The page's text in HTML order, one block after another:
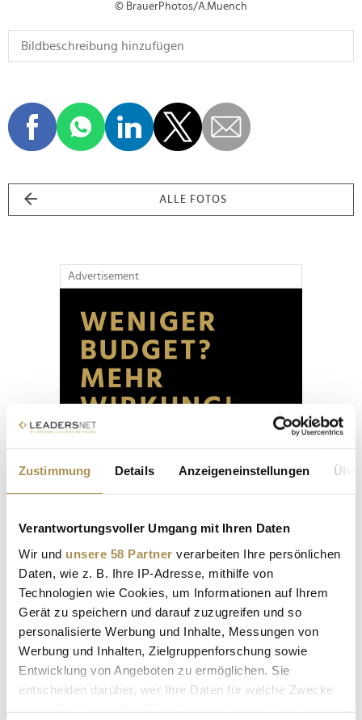
Zustimmung Details Anzeigeneinstellungen
Verantwortungsvoller Umgang mit Ihren Daten
Wir und unsere 58 Partner verarbeiten Ihre persönlichen
Daten, wie z. B. Ihre IP-Adresse, mithilfe von
Technologien wie Cookies, um Informationen auf Ihrem
Gerät zu speichern und darauf zuzugreifen und so
personalisierte Werbung und Inhalte, Messungen von
Werbung und Inhalten, Zielgruppenforschung sowie
Entwicklung von Angeboten zu ermöglichen. Sie
entscheiden darüber, wer Ihre Daten für welche Zwecke
© BrauerPhotos/A.Muench
ALLE FOTOS
Advertisement